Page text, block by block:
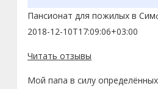
Пансионат для пожилых в
2018-12-10T17:09:06+03:00
Читать отзывы
Мой папа в силу